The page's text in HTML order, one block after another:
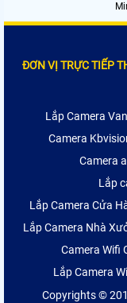
ĐƠN VỊ TRỰC TIẾP
Lắp Camera
Camera
Camera
Lắp
Lắp Camera Cửa
Lắp Camera Nhà
Camera Wifi
Lắp Camera
Copyrights ©